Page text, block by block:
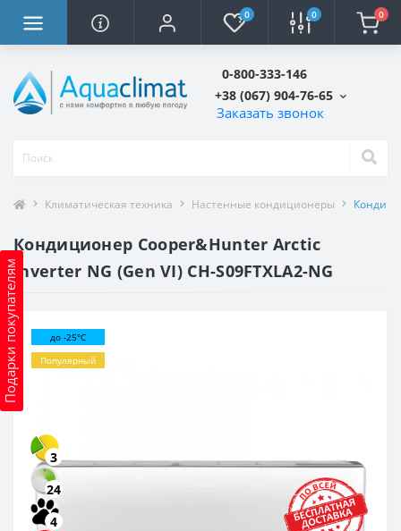
0 0 0
0-800-333-146
+38 (067) 904-76-65
Заказать звонок
Подарки покупателям
Климатическая техника Настенные кондиционеры
Кондиционер Cooper&Hunter Arctic
Inverter NG (Gen VI) CH-S09FTXLA2-NG
до -25°C
Популярный
3
24
4